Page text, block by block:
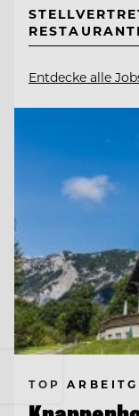
Entdecke alle
TOP